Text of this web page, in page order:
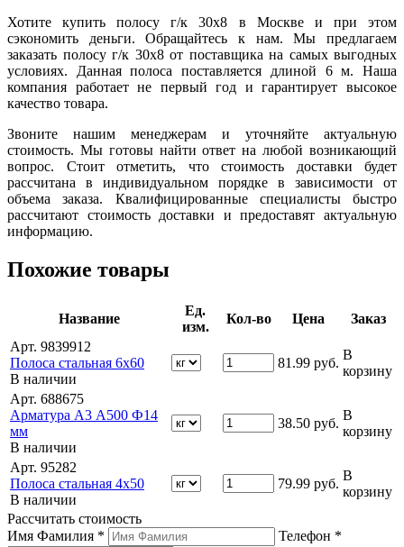
Хотите купить полосу г/к 30х8 в Москве и при этом
сэкономить деньги. Обращайтесь к нам. Мы предлагаем
заказать полосу г/к 30х8 от поставщика на самых выгодных
условиях. Данная полоса поставляется длиной 6 м. Наша
компания работает не первый год и гарантирует высокое
качество товара.
Звоните нашим менеджерам и уточняйте актуальную
стоимость. Мы готовы найти ответ на любой возникающий
вопрос. Стоит отметить, что стоимость доставки будет
рассчитана в индивидуальном порядке в зависимости от
объема заказа. Квалифицированные специалисты быстро
рассчитают стоимость доставки и предоставят актуальную
информацию.
Похожие товары
Название
Ед.
изм.
Кол-во Цена
Заказ
Арт. 9839912
Полоса стальная 6х60
В наличии
81.99 руб.
В
корзину
Арт. 688675
Арматура А3 А500 Ф14
мм
В наличии
38.50 руб.
В
корзину
Арт. 95282
Полоса стальная 4х50
В наличии
79.99 руб.
В
корзину
Рассчитать стоимость
Имя Фамилия *
Телефон *